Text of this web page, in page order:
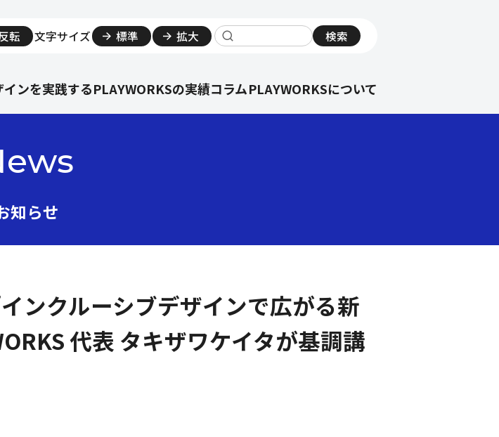
転 文字サイズ 標準 拡大
サイト内検索
検索
ンを実践するPLAYWORKSの実績コラムPLAYWORKSについて
知らせ
ンクルーシブデザインで広がる新
代表 タキザワケイタが基調講